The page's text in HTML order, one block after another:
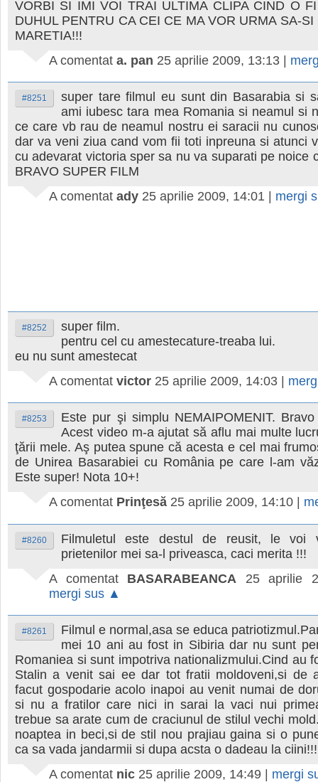
VORBI SI IMI VOI TRAI ULTIMA CLIPA CIND O
DUHUL PENTRU CA CEI CE MA VOR URMA SA-
MARETIA!!!
A comentat a. pan 25 aprilie 2009, 13:13 |
#8251
super tare filmul eu sunt din Basarabia si
ami iubesc tara mea Romania si neamul si
ce care vb rau de neamul nostru ei saracii nu
dar va veni ziua cand vom fii toti inpreuna si atunci
cu adevarat victoria sper sa nu va suparati pe noice
BRAVO SUPER FILM
A comentat ady 25 aprilie 2009, 14:01 mergi
#8252
super film.
pentru cel cu amestecature-treaba lui.
eu nu sunt amestecat
A comentat victor 25 aprilie 2009, 14:03 |
#8253
Este pur şi simplu NEMAIPOMENIT.
Acest video m-a ajutat să aflu mai multe
ţării mele. Aş putea spune că acesta e cel mai
de Unirea Basarabiei cu România pe care l-am
Este super! Nota 10+!
A comentat Prinţesă 25 aprilie 2009, 14:10
#8260
Filmuletul este destul de reusit, le voi
prietenilor mei sa-l priveasca, caci merita !!!
A comentat BASARABEANCA
25 aprilie
mergi sus ▲
#8261
Filmul e normal,asa se educa
mei 10 ani au fost in Sibiria dar nu sunt
Romaniea si sunt impotriva nationalizmului.Cind au
Stalin a venit sai ee dar tot fratii moldoveni,si de
facut gospodarie acolo inapoi au venit numai de
si nu a fratilor care nici in sarai la vaci nui
trebue sa arate cum de craciunul de stilul vechi
noaptea in beci,si de stil nou prajiau gaina si o
ca sa vada jandarmii si dupa acsta o dadeau la ciini!!!
A comentat nic 25 aprilie 2009, 14:49 | mergi